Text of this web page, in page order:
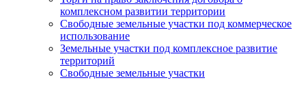
комплексном развитии территории
Свободные земельные участки под коммерческое
использование
Земельные участки под комплексное развитие
территорий
Свободные земельные участки